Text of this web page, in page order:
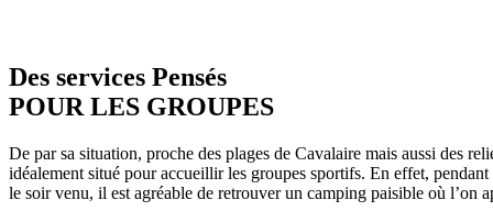
Des services Pensés
POUR LES GROUPES
De par sa situation, proche des plages de Cavalaire mais aussi des
idéalement situé pour accueillir les groupes sportifs. En effet,
le soir venu, il est agréable de retrouver un camping paisible où l’on